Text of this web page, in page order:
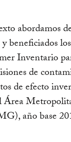
abordamos
beneficiados
Inventario
de
de efecto
año base